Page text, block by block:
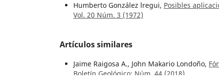
Humberto González lregui, Posibles
Vol. 20 Núm. 3 (1972)
Artículos similares
Jaime Raigosa A., John Makario Londoño,
Boletín Geológico: Núm. 44 (2018)